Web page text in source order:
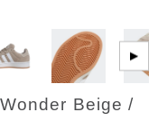
▶
Beige /